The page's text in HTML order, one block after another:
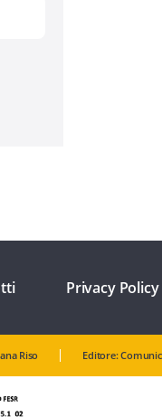
Privacy Policy
Riso Editore: